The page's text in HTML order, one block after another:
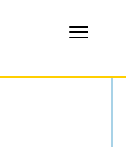
Menu